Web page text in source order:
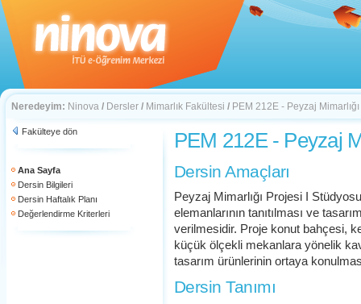
Neredeyim: Ninova / Dersler / Mimarlık Fakültesi / PEM 212E - Peyzaj
Fakülteye dön
Ana Sayfa
Dersin Bilgileri
Dersin Haftalık Planı
Değerlendirme Kriterleri
PEM 212E - Peyzaj
Dersin Amaçları
Peyzaj Mimarlığı Projesi I
elemanlarının tanıtılması ve
verilmesidir. Proje konut bahçesi,
küçük ölçekli mekanlara yönelik
tasarım ürünlerinin ortaya
Dersin Tanımı